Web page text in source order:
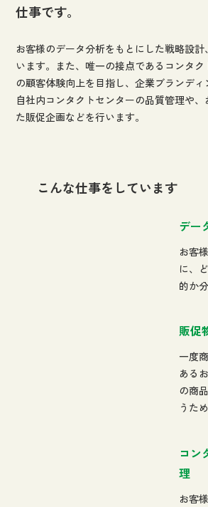
仕事です。
お客様のデータ分析をもとにした戦略設
います。また、唯一の接点であるコンタ
の顧客体験向上を目指し、企業ブランディ
自社内コンタクトセンターの品質管理や
た販促企画などを行います。
こんな仕事をしています
デー
お客
に、
的か
販促
一度
ある
の商
うた
コン
理
お客